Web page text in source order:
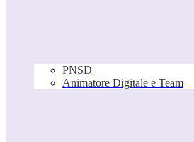
PNSD
Animatore Digitale e Team